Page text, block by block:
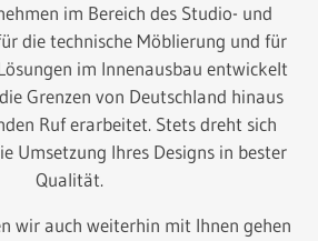
im Bereich des Studio- und
die technische Möblierung und für
im Innenausbau entwickelt
Grenzen von Deutschland hinaus
Ruf erarbeitet. Stets dreht sich
Umsetzung Ihres Designs in bester
Qualität.
wir auch weiterhin mit Ihnen gehen